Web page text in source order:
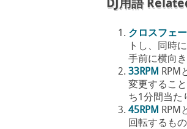
DJ用語
クロスフェ
トし、同時
手前に横向
33RPM
RPM
変更するこ
ち1分間当た
45RPM
RPM
回転するも